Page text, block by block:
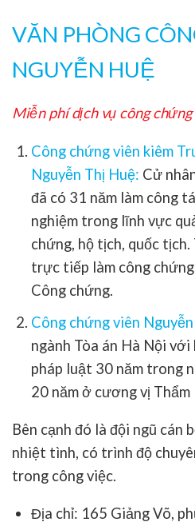
VĂN PHÒNG
NGUYỄN HUỆ
Miễn phí dịch vụ công
Công chứng viên kiêm
Nguyễn Thị Huệ: Cử
đã có 31 năm làm công
nghiệm trong lĩnh vực
chứng, hộ tịch, quốc
trực tiếp làm công
Công chứng.
Công chứng viên
ngành Tòa án Hà Nội
pháp luật 30 năm trong
20 năm ở cương vị Thẩm
Bên cạnh đó là đội ngũ cán
nhiệt tình, có trình độ
trong công việc.
Địa chỉ: 165 Giảng Võ,